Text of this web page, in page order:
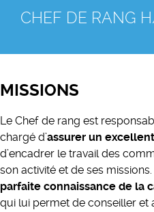
CHEF DE RANG
MISSIONS
Le Chef de rang est
chargé d’assurer un
d’encadrer le travail des
son activité et de ses
parfaite connaissance de la
qui lui permet de conseiller